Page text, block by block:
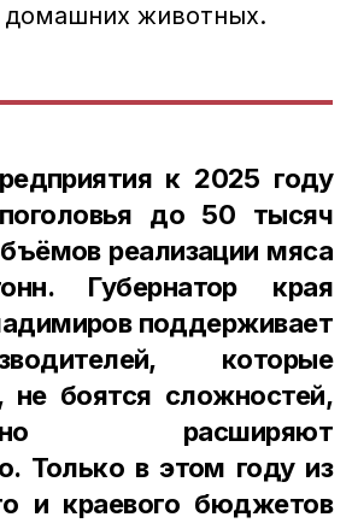
домашних животных.
к 2025 году
до 50 тысяч
реализации мяса
Губернатор края
поддерживает
которые
не боятся сложностей,
расширяют
Только в этом году из
и краевого бюджетов